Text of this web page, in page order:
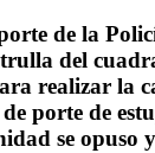
de la
del
realizar la
porte de
se opuso